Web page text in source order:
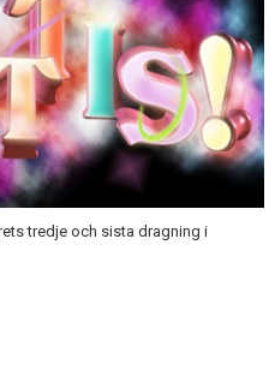
tredje och sista dragning i